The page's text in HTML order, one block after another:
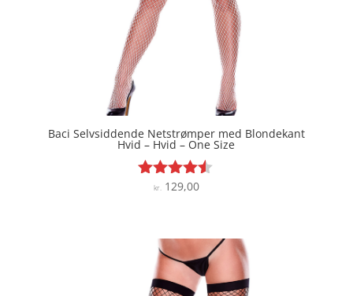
Baci Selvsiddende Netstrømper med Blondekant
Hvid – Hvid – One Size
Vurderet
kr.129,00